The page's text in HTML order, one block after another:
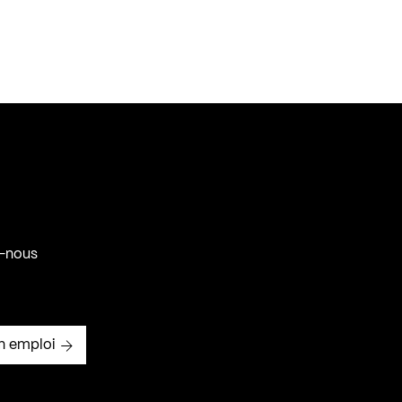
nous
emploi